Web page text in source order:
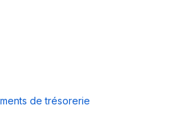
de trésorerie